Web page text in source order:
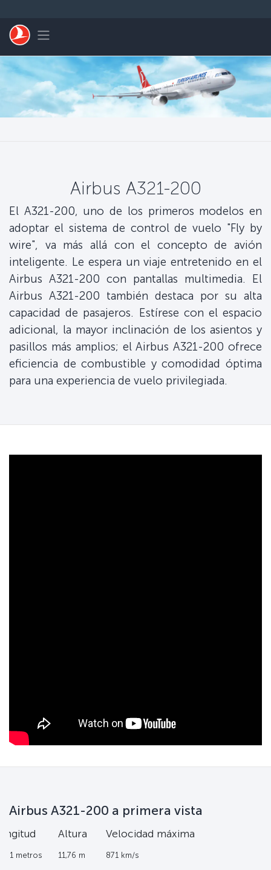
Toggle navigation
Airbus A321-200
El A321-200, uno de los primeros modelos en
adoptar el sistema de control de vuelo "Fly by
wire", va más allá con el concepto de avión
inteligente. Le espera un viaje entretenido en el
Airbus A321-200 con pantallas multimedia. El
Airbus A321-200 también destaca por su alta
capacidad de pasajeros. Estírese con el espacio
adicional, la mayor inclinación de los asientos y
pasillos más amplios; el Airbus A321-200 ofrece
eficiencia de combustible y comodidad óptima
para una experiencia de vuelo privilegiada.
Airbus A321-200 a primera vista
metros
Altura
11,76 m
Velocidad máxima
871 km/s